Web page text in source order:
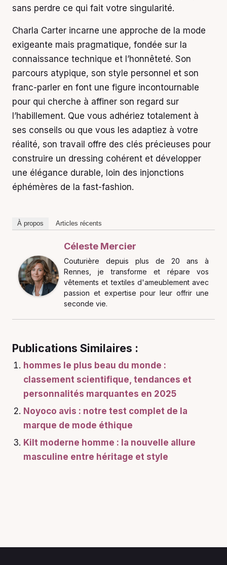
sans perdre ce qui fait votre singularité.
Charla Carter incarne une approche de la mode
exigeante mais pragmatique, fondée sur la
connaissance technique et l’honnêteté. Son
parcours atypique, son style personnel et son
franc-parler en font une figure incontournable
pour qui cherche à affiner son regard sur
l’habillement. Que vous adhériez totalement à
ses conseils ou que vous les adaptiez à votre
réalité, son travail offre des clés précieuses pour
construire un dressing cohérent et développer
une élégance durable, loin des injonctions
éphémères de la fast-fashion.
À propos Articles récents
Céleste Mercier
Couturière depuis plus de 20 ans à
Rennes, je transforme et répare vos
vêtements et textiles d'ameublement avec
passion et expertise pour leur offrir une
seconde vie.
Publications Similaires :
hommes le plus beau du monde :
classement scientifique, tendances et
personnalités marquantes en 2025
Noyoco avis : notre test complet de la
marque de mode éthique
Kilt moderne homme : la nouvelle allure
masculine entre héritage et style